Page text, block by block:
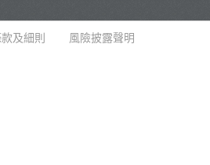
及細則
風險披露聲明